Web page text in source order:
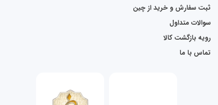
ثبت سفارش و خرید از چین
سوالات متداول
رویه بازگشت کالا
تماس با ما